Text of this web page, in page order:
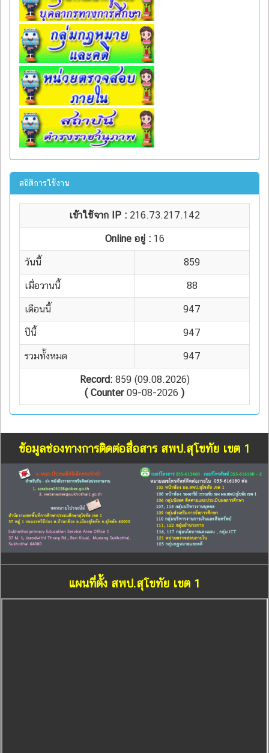
สถิติการใช้งาน
เข้าใช้จาก IP : 216.73.217.142
Online อยู่ : 16
วันนี้ 859
เมื่อวานนี้ 88
เดือนนี้ 947
ปีนี้ 947
รวมทั้งหมด 947
Record:859 (09.08.2026)
( Counter09-08-2026 )
ข้อมูลช่องทางการติดต่อสื่อสาร สพป.สุโขทัย เขต 1
แผนที่ตั้ง สพป.สุโขทัย เขต 1